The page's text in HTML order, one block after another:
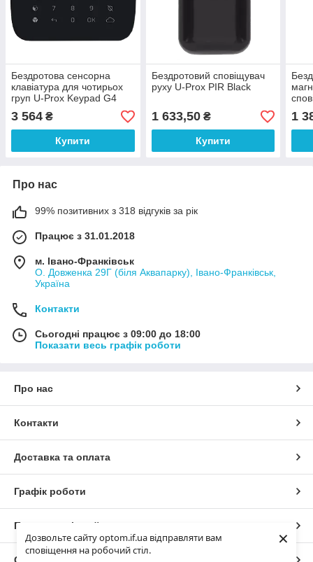
Дозвольте сайту optom.if.ua відправляти вам
сповіщення на робочий стіл.
×
Бездротова сенсорна
клавіатура для чотирьох
груп U-Prox Keypad G4
Black
3 564 ₴
Купити
Бездротовий сповіщувач
руху U-Prox PIR Black
1 633,50₴
Купити
1
Про нас
99% позитивних з 318 відгуків за рік
Працює з 31.01.2018
м. Івано-Франківськ
О. Довженка 29Г (біля Аквапарку), Івано-Франківськ,
Україна
Контакти
Сьогодні працює з 09:00 до 18:00
Показати весь графік роботи
Про нас
Контакти
Доставка та оплата
Графік роботи
Повна версія сайту